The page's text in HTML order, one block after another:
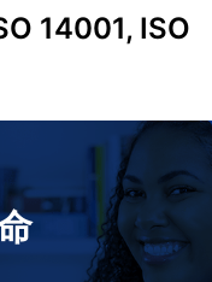
14001, ISO
和质量